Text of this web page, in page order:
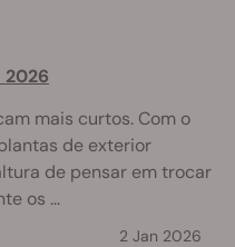
mais curtos. Com o
de exterior
de pensar em trocar
os ...
2 Jan 2026